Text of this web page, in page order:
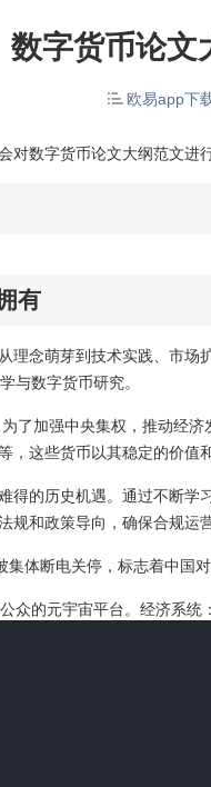
数字货币论文
 欧易app下
数字货币论文大纲范文
有
理念萌芽到技术实践、市
与数字货币研究。
了加强中央集权，推动经
这些货币以其稳定的价值
得的历史机遇。通过不断
规和政策导向，确保合规运营
体断电关停，标志着中国
众的元宇宙平台。经济系